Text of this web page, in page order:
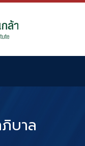
บาล